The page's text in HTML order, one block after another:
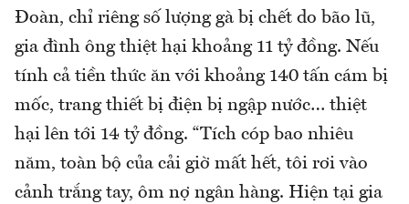
Đoàn, chỉ riêng số lượng gà bị chết do bão lũ,
gia đình ông thiệt hại khoảng 11 tỷ đồng. Nếu
tính cả tiền thức ăn với khoảng 140 tấn cám bị
mốc, trang thiết bị điện bị ngập nước… thiệt
hại lên tới 14 tỷ đồng. “Tích cóp bao nhiêu
năm, toàn bộ của cải giờ mất hết, tôi rơi vào
cảnh trắng tay, ôm nợ ngân hàng. Hiện tại gia